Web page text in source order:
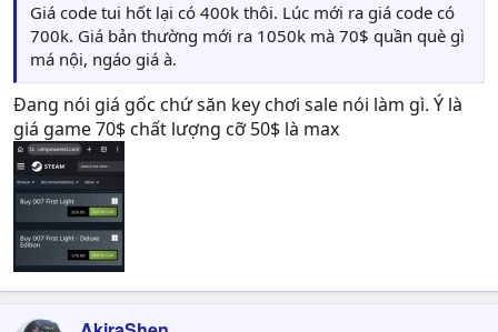
Giá code tui hốt lại có 400k thôi. Lúc mới ra giá code có
700k. Giá bản thường mới ra 1050k mà 70$ quần què gì
má nội, ngáo giá à.
Đang nói giá gốc chứ săn key chơi sale nói làm gì. Ý là
giá game 70$ chất lượng cỡ 50$ là max